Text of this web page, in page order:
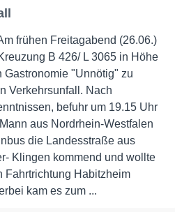
frühen Freitagabend (26.06.)
B 426/ L 3065 in Höhe
Gastronomie "Unnötig" zu
Verkehrsunfall. Nach
befuhr um 19.15 Uhr
aus Nordrhein-Westfalen
die Landesstraße aus
Klingen kommend und wollte
Fahrtrichtung Habitzheim
kam es zum ...